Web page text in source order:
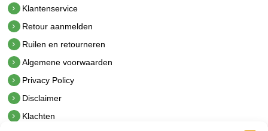
Klantenservice
Retour aanmelden
Ruilen en retourneren
Algemene voorwaarden
Privacy Policy
Disclaimer
Klachten